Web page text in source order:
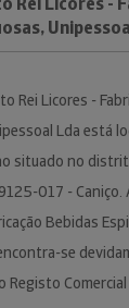
Rei Licores -
Lda está
situado no
017 - Caniço.
Bebidas
se
Registo